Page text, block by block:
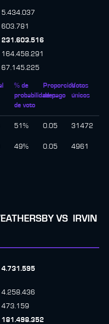
5.434.037
603.781
231.603.516
164.458.291
67.145.225
% de
probabilidades
de voto
Proporción
de pago
Votos
únicos
51% 0.05 31472
49% 0.05 4961
VS
IRVIN
4.731.595
4.258.436
473.159
181.498.352